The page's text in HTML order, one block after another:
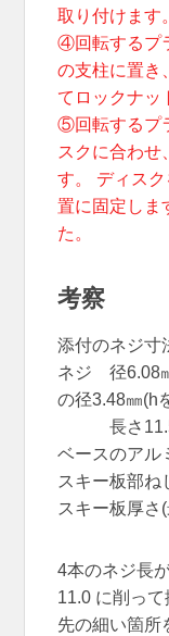
取り付けます。
④回転するプ
の支柱に置き
てロックナッ
⑤回転するプ
スクに合わせ
す。 ディス
置に固定しま
た。
考察
添付のネジ
ネジ 径6.08
の径3.48㎜(h
長さ11.5
ベースのア
スキー板部ね
スキー板厚さ
4本のネジ長
11.0 に削っ
先の細い箇所